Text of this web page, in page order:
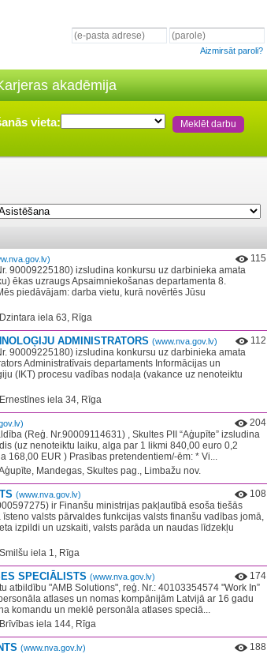
Aizmirsāt paroli?
akadēmija
vieta:
115
90009225180) izsludina konkursu uz darbinieka amata
ēkas uzraugs Apsaimniekošanas departamenta 8.
piedāvājam: darba vietu, kurā novērtēs Jūsu
iela 63, Rīga
ADMINISTRATORS (www.nva.gov.lv)
112
90009225180) izsludina konkursu uz darbinieka amata
Administratīvais departaments Informācijas un
(IKT) procesu vadības nodaļa (vakance uz nenoteiktu
iela 34, Rīga
204
(Reģ. Nr.90009114631) , Skultes PII “Aģupīte” izsludina
(uz nenoteiktu laiku, alga par 1 likmi 840,00 euro 0,2
168,00 EUR ) Prasības pretendentiem/-ēm: * Vi...
Mandegas, Skultes pag., Limbažu nov.
(www.nva.gov.lv)
108
ir Finanšu ministrijas pakļautībā esoša tiešās
valsts pārvaldes funkcijas valsts finanšu vadības jomā,
izpildi un uzskaiti, valsts parāda un naudas līdzekļu
iela 1, Rīga
SPECIĀLISTS (www.nva.gov.lv)
174
atbildību "AMB Solutions", reģ. Nr.: 40103354574 "Work In”
atlases un nomas kompānijām Latvijā ar 16 gadu
komandu un meklē personāla atlases speciā...
iela 144, Rīga
(www.nva.gov.lv)
188